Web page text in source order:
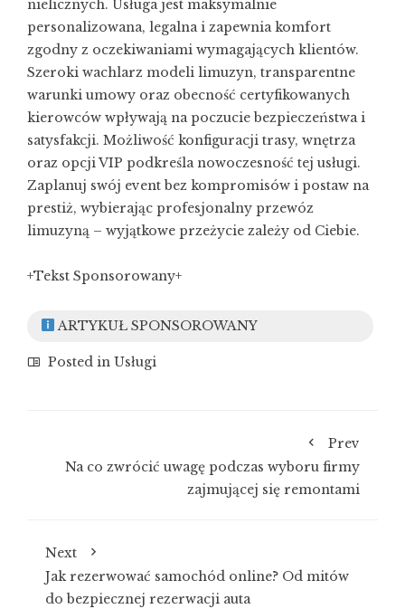
nielicznych. Usługa jest maksymalnie
personalizowana, legalna i zapewnia komfort
zgodny z oczekiwaniami wymagających klientów.
Szeroki wachlarz modeli limuzyn, transparentne
warunki umowy oraz obecność certyfikowanych
kierowców wpływają na poczucie bezpieczeństwa i
satysfakcji. Możliwość konfiguracji trasy, wnętrza
oraz opcji VIP podkreśla nowoczesność tej usługi.
Zaplanuj swój event bez kompromisów i postaw na
prestiż, wybierając profesjonalny przewóz
limuzyną – wyjątkowe przeżycie zależy od Ciebie.
+Tekst Sponsorowany+
ARTYKUŁ SPONSOROWANY
Posted in Usługi
Prev
Na co zwrócić uwagę podczas wyboru firmy
zajmującej się remontami
Next
Jak rezerwować samochód online? Od mitów
do bezpiecznej rezerwacji auta